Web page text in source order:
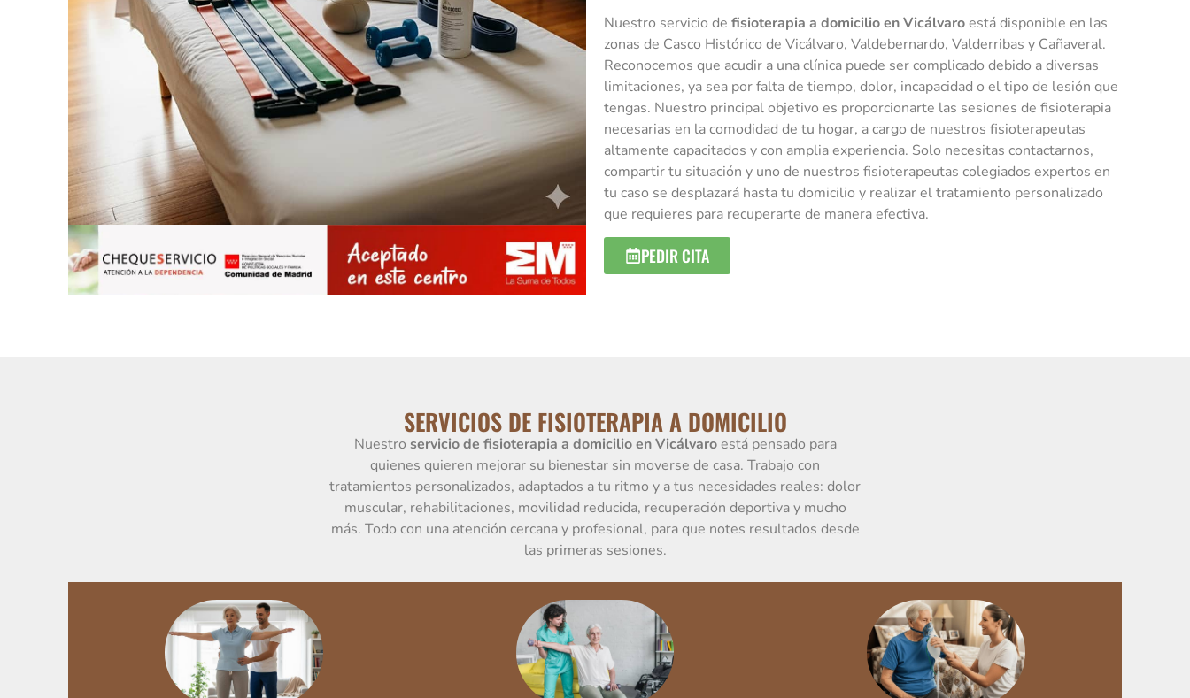
Nuestro servicio de fisioterapia a domicilio en Vicálvaroestá disponible en las
zonas de Casco Histórico de Vicálvaro, Valdebernardo, Valderribas y Cañaveral.
Reconocemos que acudir a una clínica puede ser complicado debido a diversas
limitaciones, ya sea por falta de tiempo, dolor, incapacidad o el tipo de lesión que
tengas. Nuestro principal objetivo es proporcionarte las sesiones de fisioterapia
necesarias en la comodidad de tu hogar, a cargo de nuestros fisioterapeutas
altamente capacitados y con amplia experiencia. Solo necesitas contactarnos,
compartir tu situación y uno de nuestros fisioterapeutas colegiados expertos en
tu caso se desplazará hasta tu domicilio y realizar el tratamiento personalizado
que requieres para recuperarte de manera efectiva.
PEDIR CITA
SERVICIOS DE FISIOTERAPIA A DOMICILIO
Nuestro servicio de fisioterapia a domicilio en Vicálvaroestá pensado para
quienes quieren mejorar su bienestar sin moverse de casa. Trabajo con
tratamientos personalizados, adaptados a tu ritmo y a tus necesidades reales: dolor
muscular, rehabilitaciones, movilidad reducida, recuperación deportiva y mucho
más. Todo con una atención cercana y profesional, para que notes resultados desde
las primeras sesiones.